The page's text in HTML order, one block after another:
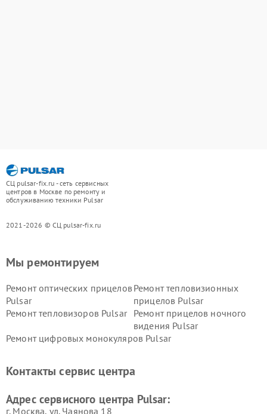
СЦ pulsar-fix.ru - сеть сервисных
центров в Москве по ремонту и
обслуживанию техники Pulsar
2021-2026 © СЦ pulsar-fix.ru
Мы ремонтируем
Ремонт оптических прицелов
Pulsar
Ремонт тепловизионных
прицелов Pulsar
Ремонт тепловизоров Pulsar
Ремонт прицелов ночного
видения Pulsar
Ремонт цифровых монокуляров Pulsar
Контакты сервис центра
Адрес сервисного центра Pulsar:
г. Москва, ул. Чаянова 18